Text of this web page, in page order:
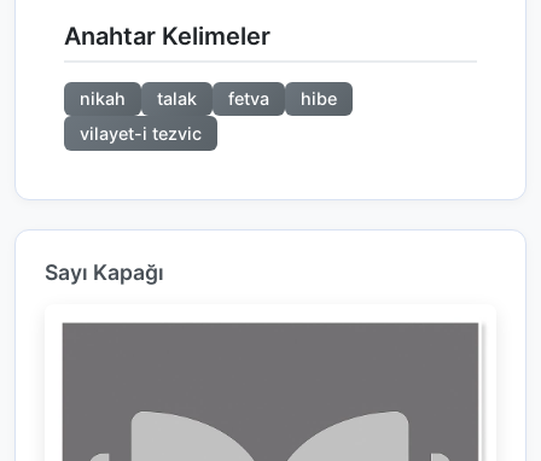
Anahtar Kelimeler
nikah talak fetva
hibe
vilayet-i tezvic
Sayı Kapağı